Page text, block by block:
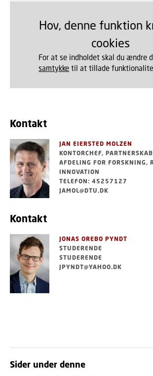
Hov, denne funktion
cookies
For at se indholdet skal du ændre
samtykke til at tillade
Kontakt
JAN EIERSTED MOLZEN
KONTORCHEF,
AFDELING FOR FORSKNING,
INNOVATION
TELEFON: 45257127
JAMOL@DTU.DK
Kontakt
JONAS OREBO PYNDT
STUDERENDE
STUDERENDE
JPYNDT@YAHOO.DK
Sider under denne